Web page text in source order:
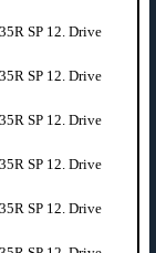
SP 12. Drive
SP 12. Drive
SP 12. Drive
SP 12. Drive
SP 12. Drive